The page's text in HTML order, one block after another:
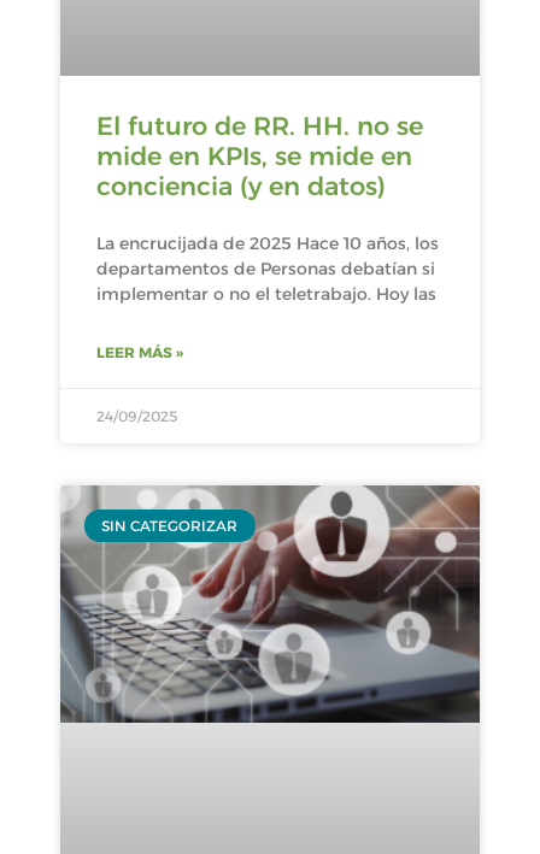
El futuro de RR. HH. no se
mide en KPIs, se mide en
conciencia (y en datos)
La encrucijada de 2025 Hace 10 años, los
departamentos de Personas debatían si
implementar o no el teletrabajo. Hoy las
LEER MÁS »
24/09/2025
SIN CATEGORIZAR